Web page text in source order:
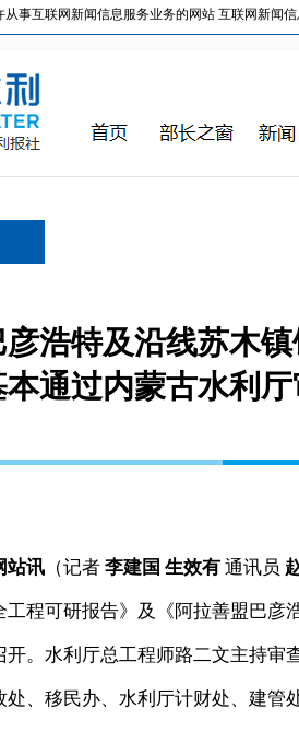
事互联网新闻信息服务业务的网站 互联网新闻信
彦浩特及沿线苏木
通过内蒙古水利
站讯 （记者 李建国 生效有 通讯员
工程可研报告》及《阿拉善盟巴
开。水利厅总工程师路二文主持
处、移民办、水利厅计财处、建